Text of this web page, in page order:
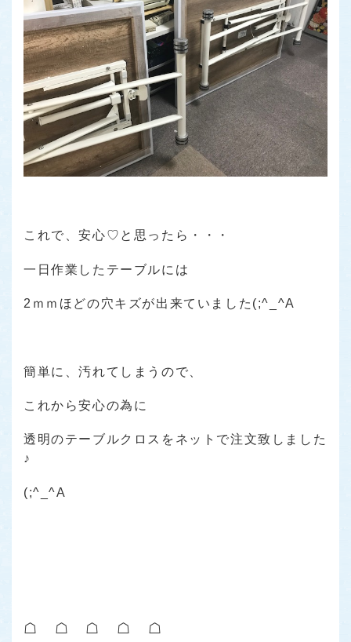
これで、安心♡と思ったら・・・
一日作業したテーブルには
2ｍｍほどの穴キズが出来ていました(;^_^A
簡単に、汚れてしまうので、
これから安心の為に
透明のテーブルクロスをネットで注文致しました
♪
(;^_^A
☖ ☖ ☖ ☖ ☖